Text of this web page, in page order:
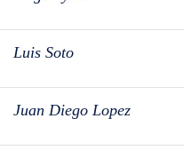
Luis Soto
Juan Diego Lopez